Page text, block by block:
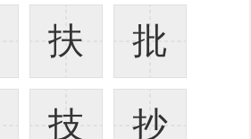
扶 批
技 抄